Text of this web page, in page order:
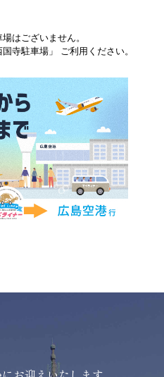
はございません。
寺駐車場」 ご利用ください。